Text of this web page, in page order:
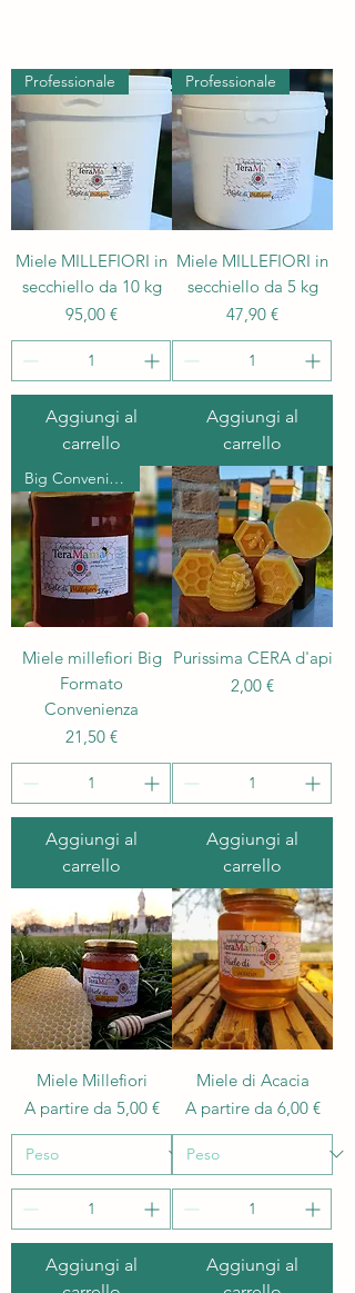
Professionale
Miele MILLEFIORI in
secchiello da 10 kg
Prezzo
95,00 €
Aggiungi al
carrello
Professionale
Miele MILLEFIORI in
secchiello da 5 kg
Prezzo
47,90 €
Aggiungi al
carrello
Big Convenienza
Miele millefiori Big
Formato
Convenienza
Prezzo
21,50 €
Aggiungi al
carrello
Purissima CERA d'api
Prezzo
2,00 €
Aggiungi al
carrello
Miele Millefiori
A partire da 5,00 €
Prezzo scontato
Aggiungi al
Miele di Acacia
A partire da 6,00 €
Prezzo scontato
Aggiungi al